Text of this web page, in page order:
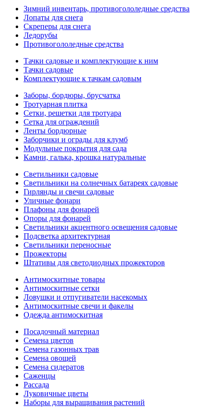
Зимний инвентарь, противогололедные средства
Лопаты для снега
Скреперы для снега
Ледорубы
Противогололедные средства
Тачки садовые и комплектующие к ним
Тачки садовые
Комплектующие к тачкам садовым
Заборы, бордюры, брусчатка
Тротуарная плитка
Сетки, решетки для тротуара
Сетка для ограждений
Ленты бордюрные
Заборчики и ограды для клумб
Модульные покрытия для сада
Камни, галька, крошка натуральные
Светильники садовые
Светильники на солнечных батареях садовые
Гирлянды и свечи садовые
Уличные фонари
Плафоны для фонарей
Опоры для фонарей
Светильники акцентного освещения садовые
Подсветка архитектурная
Светильники переносные
Прожекторы
Штативы для светодиодных прожекторов
Антимоскитные товары
Антимоскитные сетки
Ловушки и отпугиватели насекомых
Антимоскитные свечи и факелы
Одежда антимоскитная
Посадочный материал
Семена цветов
Семена газонных трав
Семена овощей
Семена сидератов
Саженцы
Рассада
Луковичные цветы
Наборы для выращивания растений